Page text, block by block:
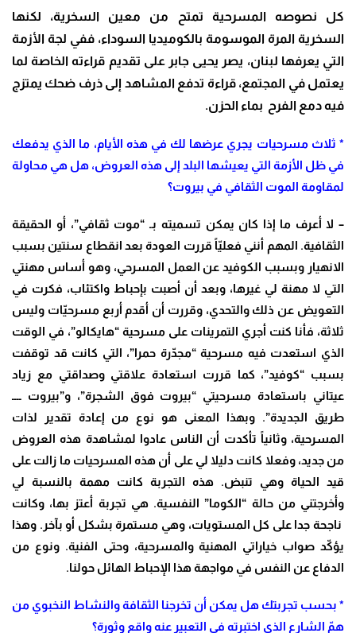
كل نصوصه المسرحية تمتح من معين السخرية، لكنها
السخرية المرة الموسومة بالكوميديا السوداء، ففي لجة الأزمة
التي يعرفها لبنان، يصر يحيى جابر على تقديم قراءته الخاصة لما
يعتمل في المجتمع، قراءة تدفع المشاهد إلى ذرف ضحك يمتزج
فيه دمع الفرح بماء الحزن.
* ثلاث مسرحيات يجري عرضها لك في هذه الأيام، ما الذي يدفعك
في ظل الأزمة التي يعيشها البلد إلى هذه العروض، هل هي محاولة
لمقاومة الموت الثقافي في بيروت؟
– لا أعرف ما إذا كان يمكن تسميته بـ “موت ثقافي”، أو الحقيقة
الثقافية. المهم أنني فعليّاً قررت العودة بعد انقطاع سنتين بسبب
الانهيار وبسبب الكوفيد عن العمل المسرحي، وهو أساس مهنتي
التي لا مهنة لي غيرها، وبعد أن أصبت بإحباط واكتئاب، فكرت في
التعويض عن ذلك والتحدي، وقررت أن أقدم أربع مسرحيّات وليس
ثلاثة، فأنا كنت أجري التمرينات على مسرحية “هايكالو”، في الوقت
الذي استعدت فيه مسرحية “مجدّرة حمرا”، التي كانت قد توقفت
بسبب “كوفيد”، كما قررت استعادة علاقتي وصداقتي مع زياد
عيتاني باستعادة مسرحيتي “بيروت فوق الشجرة”، و”بيروت ــــ
طريق الجديدة”. وبهذا المعنى هو نوع من إعادة تقدير لذات
المسرحية، وثانياً تأكدت أن الناس عادوا لمشاهدة هذه العروض
من جديد، وفعلا كانت دليلا لي على أن هذه المسرحيات ما زالت على
قيد الحياة وهي تنبض. هذه التجربة كانت مهمة بالنسبة لي
وأخرجتني من حالة “الكوما” النفسية. هي تجربة أعتز بها، وكانت
ناجحة جدا على كل المستويات، وهي مستمرة بشكل أو بآخر. وهذا
يؤكّد صواب خياراتي المهنية والمسرحية، وحتى الفنية. ونوع من
الدفاع عن النفس في مواجهة هذا الإحباط الهائل حولنا.
* بحسب تجربتك هل يمكن أن تخرجنا الثقافة والنشاط النخبوي من
همّ الشارع الذي اختبرته في التعبير عنه واقع وثورة؟